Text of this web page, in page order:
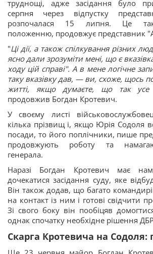
труднощі, адже засідання було
серпня через відпустку
розпочалася 15 липня. Це
положенню, продовжує представник
"Ці дії, а також спілкування різних
ясно дали зрозуміти мені, що є
ходу цій справі". А в мене логічне
таку вказівку дав, — ви, схоже, щось
житті, якщо думаєте, що так
продовжив Богдан Кротевич.
У своєму листі
кілька прізвищ і, якщо Юрія Содоля
посади, то його поплічники, пише
продовжують роботу та
генерала.
Наразі Богдан Кротевич має
дочекатися засідання суду, яке
Він також додав, що багато
на контакт із ним і готові свідчити
Зі свого боку він пообіцяв
однак спочатку необхідне рішення
Скарга Кротевича на Содоля: